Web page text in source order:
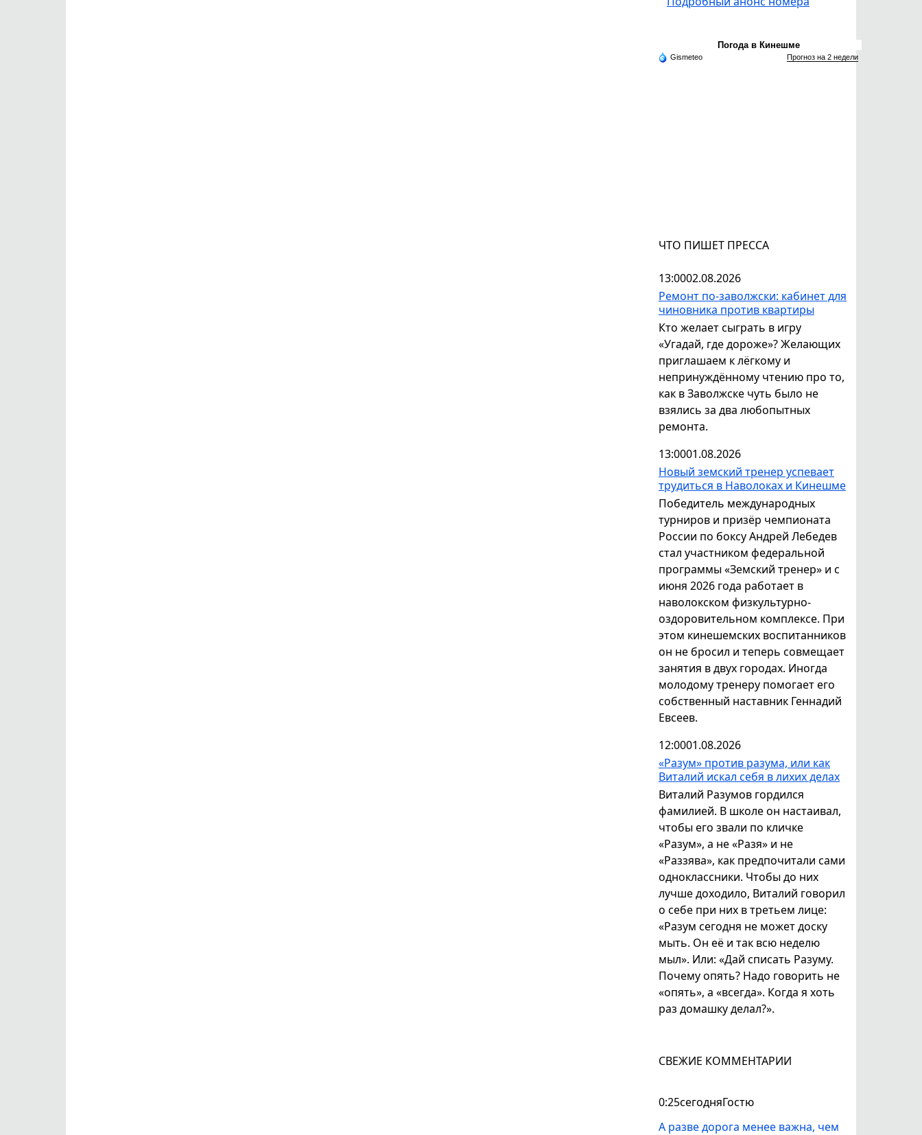
ЧТО ПИШЕТ ПРЕССА
13:0002.08.2026
Ремонт по-заволжски: кабинет для
чиновника против квартиры
Кто желает сыграть в игру
«Угадай, где дороже»? Желающих
приглашаем к лёгкому и
непринуждённому чтению про то,
как в Заволжске чуть было не
взялись за два любопытных
ремонта.
13:0001.08.2026
Новый земский тренер успевает
трудиться в Наволоках и Кинешме
Победитель международных
турниров и призёр чемпионата
России по боксу Андрей Лебедев
стал участником федеральной
программы «Земский тренер» и с
июня 2026 года работает в
наволокском физкультурно-
оздоровительном комплексе. При
этом кинешемских воспитанников
он не бросил и теперь совмещает
занятия в двух городах. Иногда
молодому тренеру помогает его
собственный наставник Геннадий
Евсеев.
12:0001.08.2026
«Разум» против разума, или как
Виталий искал себя в лихих делах
Виталий Разумов гордился
фамилией. В школе он настаивал,
чтобы его звали по кличке
«Разум», а не «Разя» и не
«Раззява», как предпочитали сами
одноклассники. Чтобы до них
лучше доходило, Виталий говорил
о себе при них в третьем лице:
«Разум сегодня не может доску
мыть. Он её и так всю неделю
мыл». Или: «Дай списать Разуму.
Почему опять? Надо говорить не
«опять», а «всегда». Когда я хоть
раз домашку делал?».
СВЕЖИЕ КОММЕНТАРИИ
0:25сегодняГостю
А разве дорога менее важна, чем
Погода в Кинешме
Gismeteo Прогноз на 2 недели